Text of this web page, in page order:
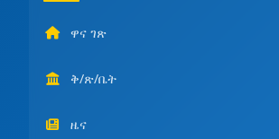
ዋና ገጽ
ቅ/ጽ/ቤት
ዜና